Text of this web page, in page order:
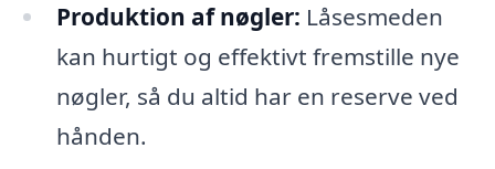
Produktion af nøgler: Låsesmeden
kan hurtigt og effektivt fremstille nye
nøgler, så du altid har en reserve ved
hånden.